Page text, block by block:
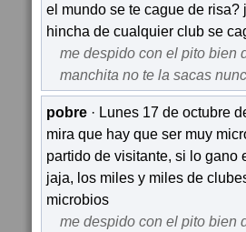
el mundo se te cague de
hincha de cualquier club se
me despido con el pito bien
manchita no te la sacas
pobre · Lunes 17 de octubre
mira que hay que ser muy
partido de visitante, si lo gano
jaja, los miles y miles de
microbios
me despido con el pito bien